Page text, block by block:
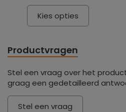
Kies opties
Productvragen
Stel een vraag over het
graag een gedetailleerd
Stel een vraag